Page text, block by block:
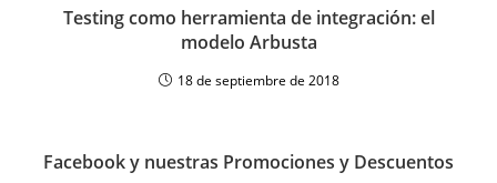
Testing como herramienta de integración: el
modelo Arbusta
18 de septiembre de 2018
Facebook y nuestras Promociones y Descuentos